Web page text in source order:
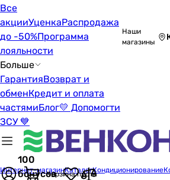
Все
акцииУценкаРаспродажа
до -50%Программа
лояльности
Больше
ГарантияВозврат и
обменКредит и оплата
частямиБлог💛 Допомогти
ЗСУ 💙
Наши
магазины
100
бонусовКорзина пуста
Интернет-магазинКаталогКондиционирование